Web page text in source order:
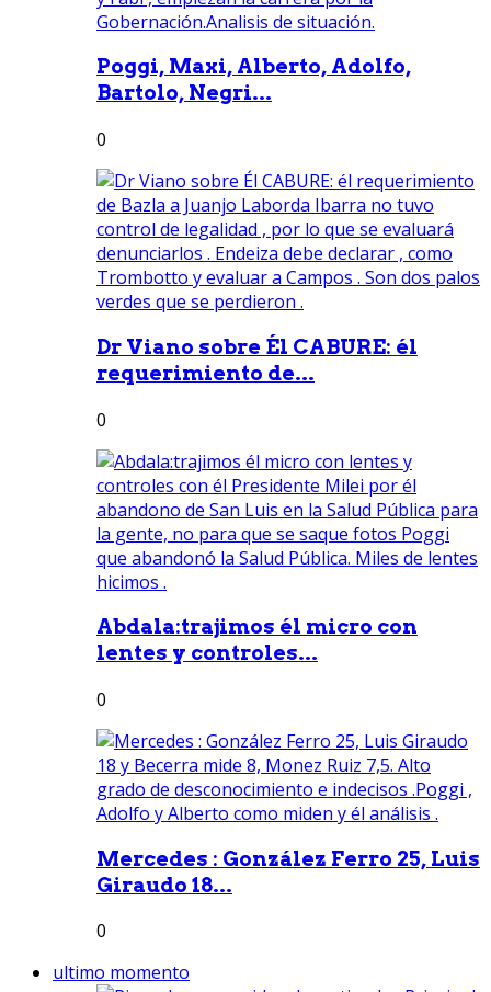
Poggi, Maxi, Alberto, Adolfo,
Bartolo, Negri...
0
Dr Viano sobre Él CABURE: él
requerimiento de...
0
Abdala:trajimos él micro con
lentes y controles...
0
Mercedes : González Ferro 25, Luis
Giraudo 18...
0
ultimo momento